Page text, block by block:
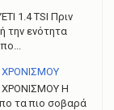
1.4 TSI Πριν
την ενότητα
Η
τα πιο σοβαρά